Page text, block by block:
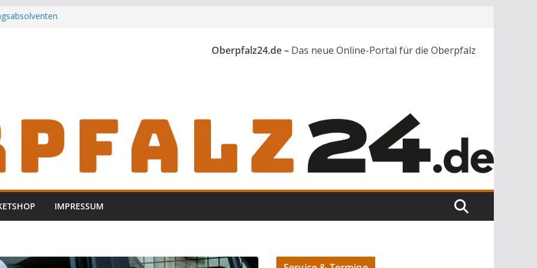
Oberpfalz24.de – Das neue Online-Portal für die Oberpfalz
IMPRESSUM